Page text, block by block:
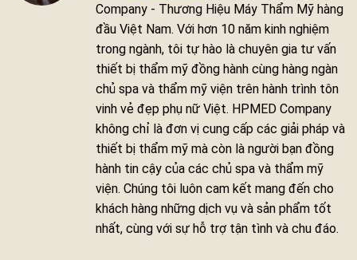
Company - Thương Hiệu Máy Thẩm Mỹ hàng
đầu Việt Nam. Với hơn 10 năm kinh nghiệm
trong ngành, tôi tự hào là chuyên gia tư vấn
thiết bị thẩm mỹ đồng hành cùng hàng ngàn
chủ spa và thẩm mỹ viện trên hành trình tôn
vinh vẻ đẹp phụ nữ Việt. HPMED Company
không chỉ là đơn vị cung cấp các giải pháp và
thiết bị thẩm mỹ mà còn là người bạn đồng
hành tin cậy của các chủ spa và thẩm mỹ
viện. Chúng tôi luôn cam kết mang đến cho
khách hàng những dịch vụ và sản phẩm tốt
nhất, cùng với sự hỗ trợ tận tình và chu đáo.